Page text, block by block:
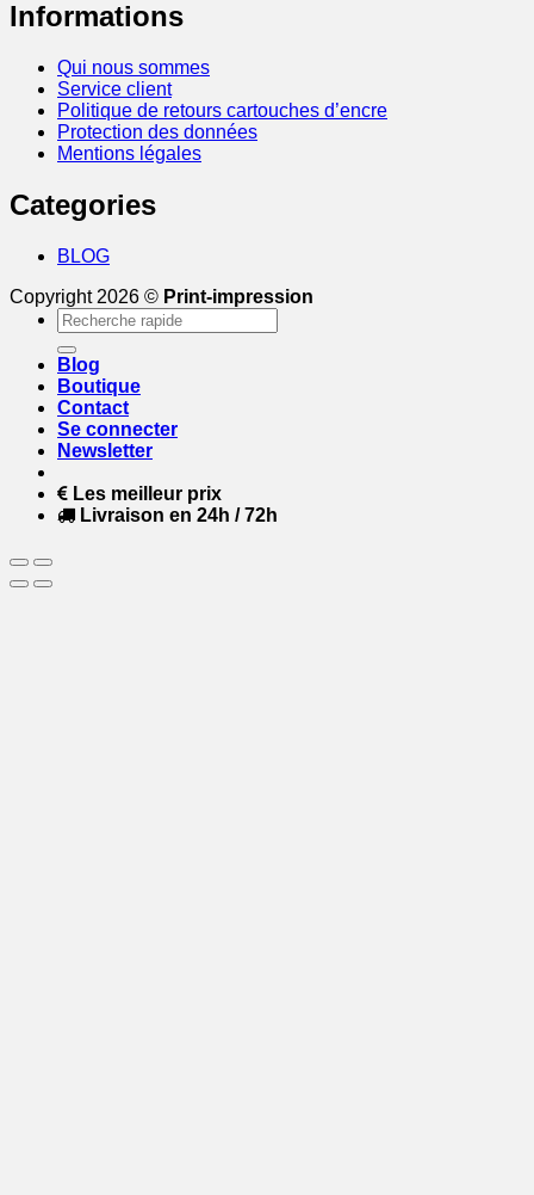
Informations
Qui nous sommes
Service client
Politique de retours cartouches d’encre
Protection des données
Mentions légales
Categories
BLOG
Copyright 2026 © Print-impression
Recherche
pour :
Blog
Boutique
Contact
Se connecter
Newsletter
Les meilleur prix
Livraison en 24h / 72h